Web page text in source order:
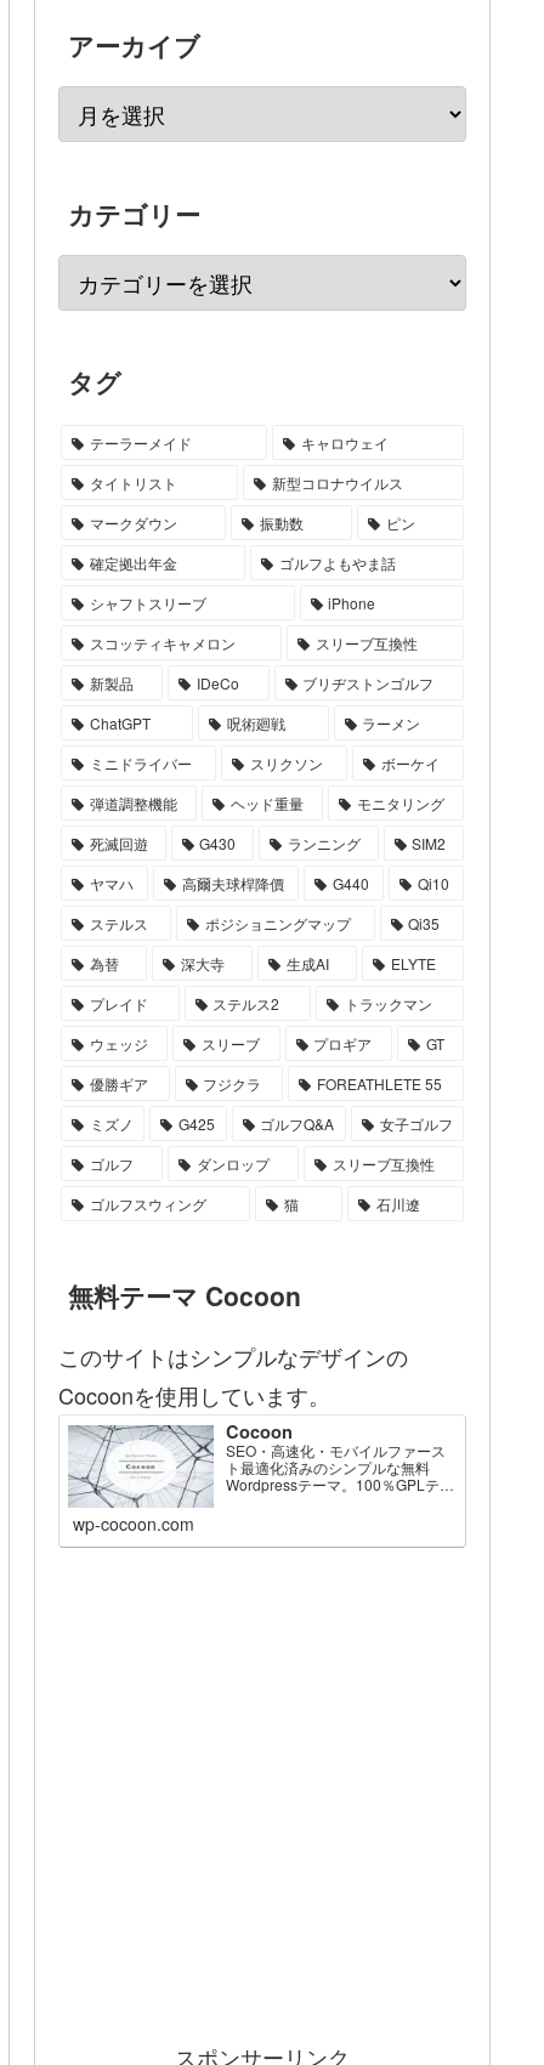
アーカイブ
カテゴリー
タグ
テーラーメイド
キャロウェイ
タイトリスト
新型コロナウイルス
マークダウン
振動数
ピン
確定拠出年金
ゴルフよもやま話
シャフトスリーブ
iPhone
スコッティキャメロン
スリーブ互換性
新製品
IDeCo
ブリヂストンゴルフ
ChatGPT
呪術廻戦
ラーメン
ミニドライバー
スリクソン
ボーケイ
弾道調整機能
ヘッド重量
モニタリング
死滅回遊
G430 ランニング
SIM2
ヤマハ
高爾夫球桿降價 G440
Qi10
ステルス
ポジショニングマップ
Qi35
為替
深大寺 生成AI
ELYTE
プレイド
ステルス2
トラックマン
ウェッジ
スリーブ プロギア
GT
優勝ギア
フジクラ
FOREATHLETE 55
ミズノ
G425 ゴルフQ&A
女子ゴルフ
ゴルフ
ダンロップ
スリーブ互換性
ゴルフスウィング
猫 石川遼
無料テーマ Cocoon
このサイトはシンプルなデザインの
Cocoonを使用しています。
Cocoon
SEO・高速化・モバイルファース
ト最適化済みのシンプルな無料
Wordpressテーマ。100％GPLテー
wp-cocoon.com
スポンサーリンク